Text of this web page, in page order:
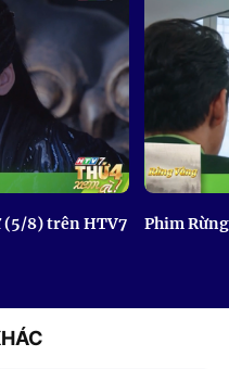
(5/8) trên HTV7 Phim